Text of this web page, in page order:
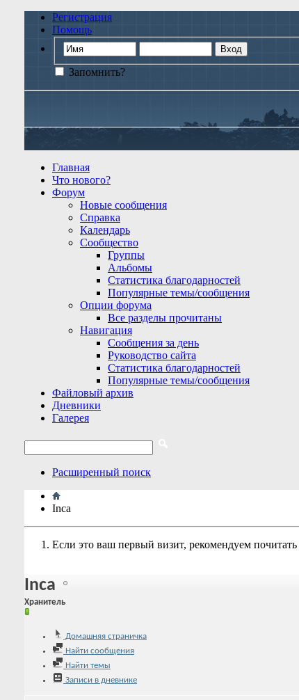
Регистрация
Помощь
Запомнить?
Главная
Что нового?
Форум
Новые сообщения
Справка
Календарь
Сообщество
Группы
Альбомы
Статистика благодарностей
Популярные темы/сообщения
Опции форума
Все разделы прочитаны
Навигация
Сообщения за день
Руководство сайта
Статистика благодарностей
Популярные темы/сообщения
Файловый архив
Дневники
Галерея
Расширенный поиск
Inca
Если это ваш первый визит, рекомендуем почитать
Inca
Хранитель
Домашняя страничка
Найти сообщения
Найти темы
Записи в дневнике